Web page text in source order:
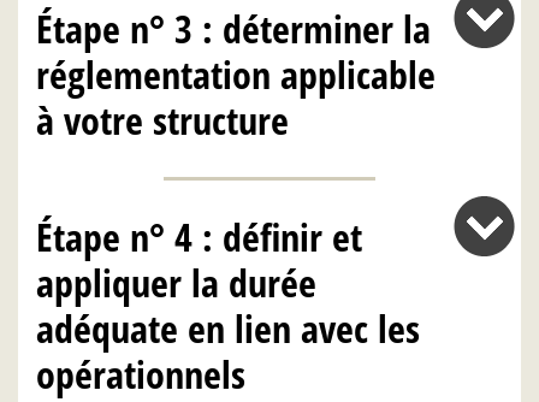
Étape n° 3 : déterminer la
réglementation applicable
à votre structure
Étape n° 4 : définir et
appliquer la durée
adéquate en lien avec les
opérationnels